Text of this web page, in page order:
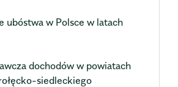
ubóstwa w Polsce w latach
dochodów w powiatach
siedleckiego